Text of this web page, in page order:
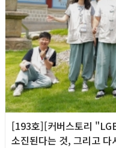
[193호][커버스토리
소진된다는 것, 그리고 다